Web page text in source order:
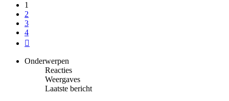
1
2
3
4
Onderwerpen
Reacties
Weergaves
Laatste bericht